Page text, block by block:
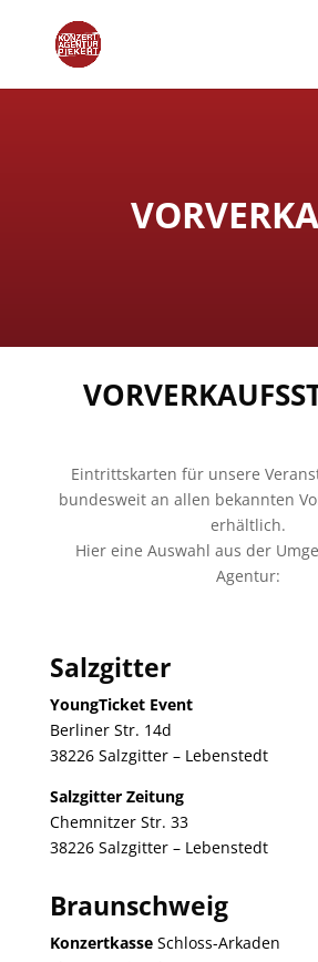
Eintrittskarten für unsere
bundesweit an allen bekannten
erhältlich.
Hier eine Auswahl aus der
Agentur:
Salzgitter
YoungTicket Event
Berliner Str. 14d
38226 Salzgitter – Lebenstedt
Salzgitter Zeitung
Chemnitzer Str. 33
38226 Salzgitter – Lebenstedt
Braunschweig
KonzertkasseSchloss-Arkaden